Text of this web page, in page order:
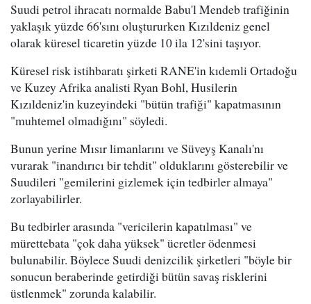
Suudi petrol ihracatı normalde Babu'l Mendeb trafiğinin
yaklaşık yüzde 66'sını oluştururken Kızıldeniz genel
olarak küresel ticaretin yüzde 10 ila 12'sini taşıyor.
Küresel risk istihbaratı şirketi RANE'in kıdemli Ortadoğu
ve Kuzey Afrika analisti Ryan Bohl, Husilerin
Kızıldeniz'in kuzeyindeki "bütün trafiği" kapatmasının
"muhtemel olmadığını" söyledi.
Bunun yerine Mısır limanlarını ve Süveyş Kanalı'nı
vurarak "inandırıcı bir tehdit" olduklarını gösterebilir ve
Suudileri "gemilerini gizlemek için tedbirler almaya"
zorlayabilirler.
Bu tedbirler arasında "vericilerin kapatılması" ve
mürettebata "çok daha yüksek" ücretler ödenmesi
bulunabilir. Böylece Suudi denizcilik şirketleri "böyle bir
sonucun beraberinde getirdiği bütün savaş risklerini
üstlenmek" zorunda kalabilir.